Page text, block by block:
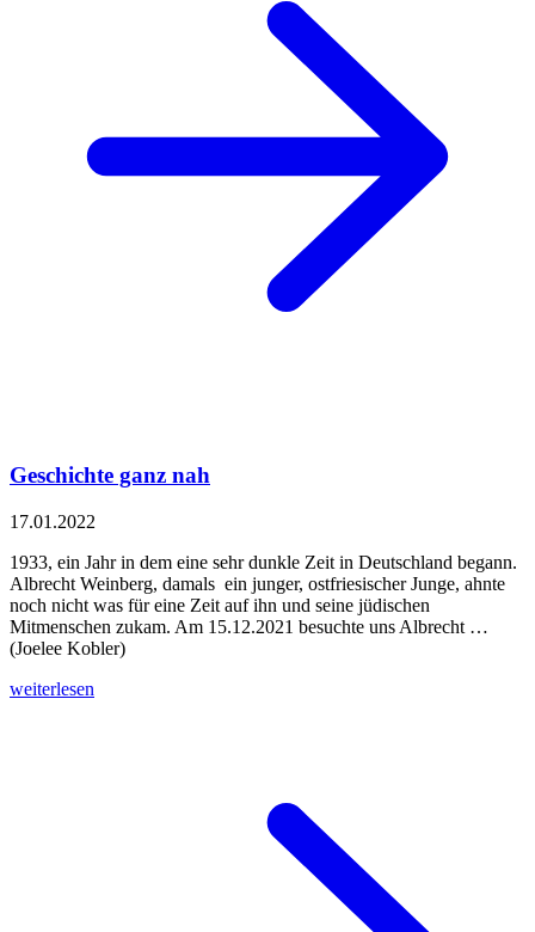
Geschichte ganz nah
17.01.2022
1933, ein Jahr in dem eine sehr dunkle Zeit in Deutschland begann.
Albrecht Weinberg, damals ein junger, ostfriesischer Junge, ahnte
noch nicht was für eine Zeit auf ihn und seine jüdischen
Mitmenschen zukam. Am 15.12.2021 besuchte uns Albrecht …
(Joelee Kobler)
weiterlesen